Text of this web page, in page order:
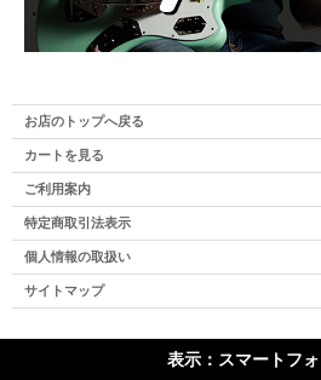
お店のトップへ戻る
カートを見る
ご利用案内
特定商取引法表示
個人情報の取扱い
サイトマップ
表示：スマートフォ